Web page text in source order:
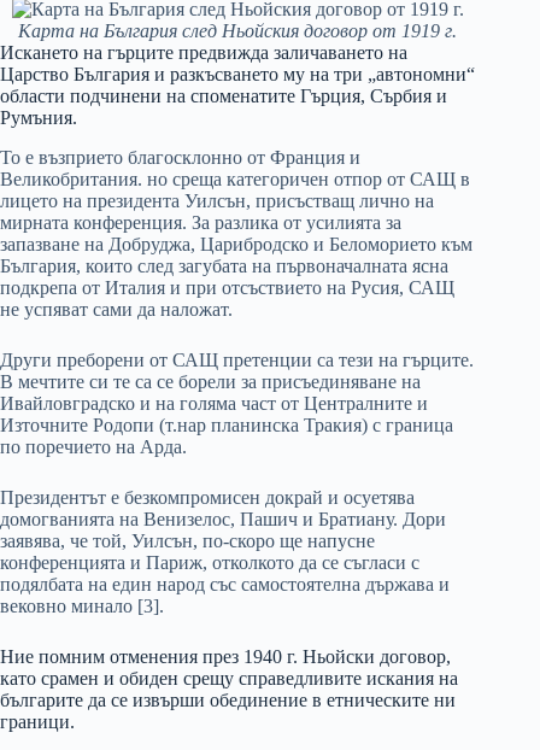
Карта на България след Ньойския договор от 1919 г.
Искането на гърците предвижда заличаването на
Царство България и разкъсването му на три „автономни“
области подчинени на споменатите Гърция, Сърбия и
Румъния.
То е възприето благосклонно от Франция и
Великобритания. но среща категоричен отпор от САЩ в
лицето на президента Уилсън, присъстващ лично на
мирната конференция. За разлика от усилията за
запазване на Добруджа, Царибродско и Беломорието към
България, които след загубата на първоначалната ясна
подкрепа от Италия и при отсъствието на Русия, САЩ
не успяват сами да наложат.
Други преборени от САЩ претенции са тези на гърците.
В мечтите си те са се борели за присъединяване на
Ивайловградско и на голяма част от Централните и
Източните Родопи (т.нар планинска Тракия) с граница
по поречието на Арда.
Президентът е безкомпромисен докрай и осуетява
домогванията на Венизелос, Пашич и Братиану. Дори
заявява, че той, Уилсън, по-скоро ще напусне
конференцията и Париж, отколкото да се съгласи с
подялбата на един народ със самостоятелна държава и
вековно минало [3].
Ние помним отменения през 1940 г. Ньойски договор,
като срамен и обиден срещу справедливите искания на
българите да се извърши обединение в етническите ни
граници.